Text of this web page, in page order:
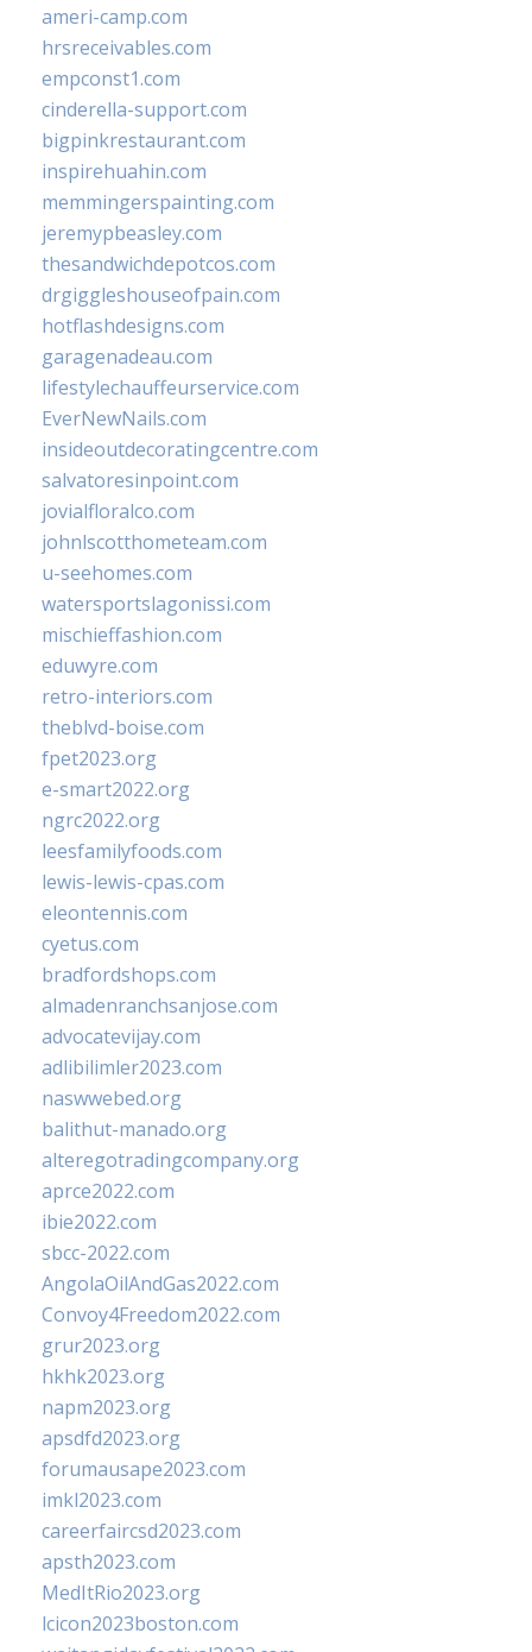
ameri-camp.com
hrsreceivables.com
empconst1.com
cinderella-support.com
bigpinkrestaurant.com
inspirehuahin.com
memmingerspainting.com
jeremypbeasley.com
thesandwichdepotcos.com
drgiggleshouseofpain.com
hotflashdesigns.com
garagenadeau.com
lifestylechauffeurservice.com
EverNewNails.com
insideoutdecoratingcentre.com
salvatoresinpoint.com
jovialfloralco.com
johnlscotthometeam.com
u-seehomes.com
watersportslagonissi.com
mischieffashion.com
eduwyre.com
retro-interiors.com
theblvd-boise.com
fpet2023.org
e-smart2022.org
ngrc2022.org
leesfamilyfoods.com
lewis-lewis-cpas.com
eleontennis.com
cyetus.com
bradfordshops.com
almadenranchsanjose.com
advocatevijay.com
adlibilimler2023.com
naswwebed.org
balithut-manado.org
alteregotradingcompany.org
aprce2022.com
ibie2022.com
sbcc-2022.com
AngolaOilAndGas2022.com
Convoy4Freedom2022.com
grur2023.org
hkhk2023.org
napm2023.org
apsdfd2023.org
forumausape2023.com
imkl2023.com
careerfaircsd2023.com
apsth2023.com
MedItRio2023.org
lcicon2023boston.com